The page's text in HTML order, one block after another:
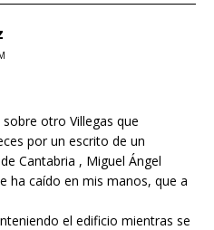
otro Villegas que
por un escrito de un
Cantabria , Miguel Ángel
ha caído en mis manos, que a
el edificio mientras se